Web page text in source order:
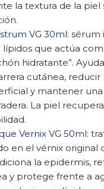
la textura de la piel
VG 30ml: sérum
lípidos que actúa
hidratante”.
cutánea, reducir
y mantener
La piel
Vernix VG 50ml:
en el vérnix original
la epidermis,
y protege frente a